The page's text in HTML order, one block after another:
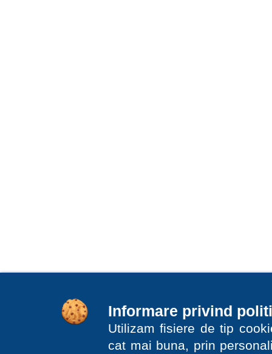
Informare privind
Utilizam fisiere de tip
cat mai buna, prin